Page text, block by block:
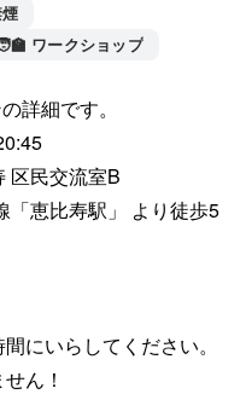
ワークショップ
詳細です。
区民交流室B
恵比寿駅」 より徒歩5
にいらしてください。
ん！